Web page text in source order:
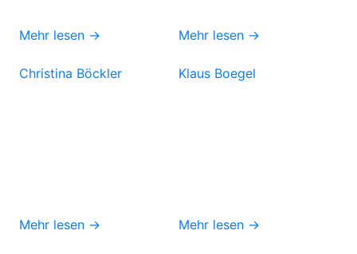
Mehr lesen → Mehr lesen →
Christina Böckler
Mehr lesen →
Klaus Boegel
Mehr lesen →